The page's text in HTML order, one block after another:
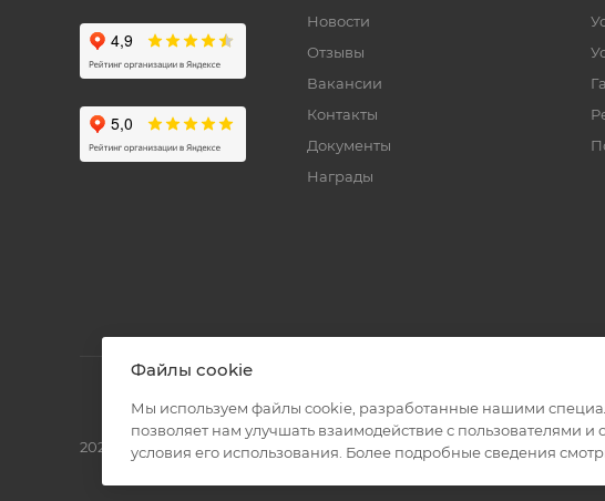
Новости
Отзывы
Вакансии
Контакты
Документы
Награды
2026 © Полиграф кит - интернет-магазин
Файлы cookie
Мы используем файлы cookie, разработанные нашими
позволяет нам улучшать взаимодействие с
условия его использования. Более подробные сведения